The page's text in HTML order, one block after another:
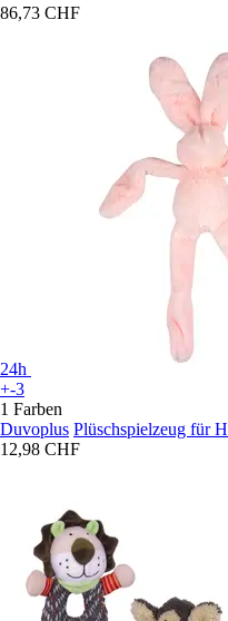
86,73 CHF
24h
+-3
1 Farben
Duvoplus Plüschspielzeug für
12,98 CHF